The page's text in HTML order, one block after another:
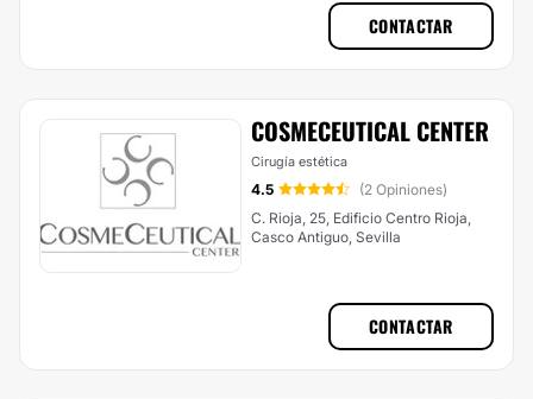
CONTACTAR
COSMECEUTICAL CENTER
Cirugía estética
4.5
(2 Opiniones)
C. Rioja, 25, Edificio Centro Rioja,
Casco Antiguo, Sevilla
CONTACTAR